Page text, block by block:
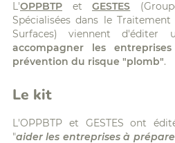
L'OPPBTP etGESTES
Spécialisées dans le
Surfaces) viennent d'éditer
accompagner les
prévention du risque "plomb".
Le kit
L'OPPBTP et GESTES ont
"aider les entreprises à